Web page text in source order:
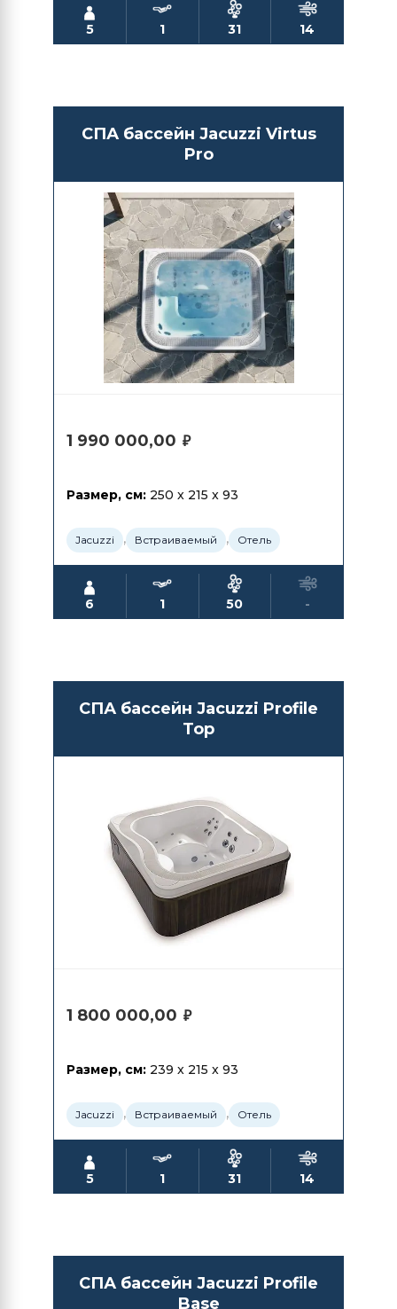
5 1 31 14
СПА бассейн Jacuzzi Virtus
Pro
1 990 000,00 ₽
Размер, см: 250 x 215 x 93
Jacuzzi , Встраиваемый , Отель
6 1 50 -
СПА бассейн Jacuzzi Profile
Top
1 800 000,00 ₽
Размер, см: 239 x 215 x 93
Jacuzzi , Встраиваемый , Отель
5 1 31 14
СПА бассейн Jacuzzi Profile
Base